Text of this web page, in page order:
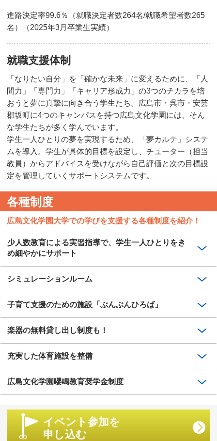
進路決定率99.6％（就職決定者数264名/就職希望者数265
名）（2025年3⽉卒業⽣実績）
就職支援体制
「なりたい自分」を「確かな未来」に変えるために、「人
間力」「専門力」「キャリア形成力」の3つのチカラを培
おうと夢に真摯に向き合う学生たち。広島市・呉市・安芸
郡坂町に4つのキャンパスを持つ広島文化学園には、そん
な学生たちが多く学んでいます。
学生一人ひとりの夢を実現するため、「夢カルテ」システ
ムを導入。学生が具体的目標を設定し、チューター（担当
教員）からアドバイスを受けながら自己評価と次の目標設
定を管理していくサポートシステムです。
各種制度
広島文化学園大学での学びを支援する各種制度を紹介！
少人数教育による実習指導で、学生一人ひとりをき
め細やかにサポート
シミュレーションルーム
子育て支援のための施設「ぶんぶんひろば」
楽器の無料貸し出し制度も！
充実した体育施設を整備
広島文化学園嚶鳴教育奨学金制度
イベント参加を
申し込む